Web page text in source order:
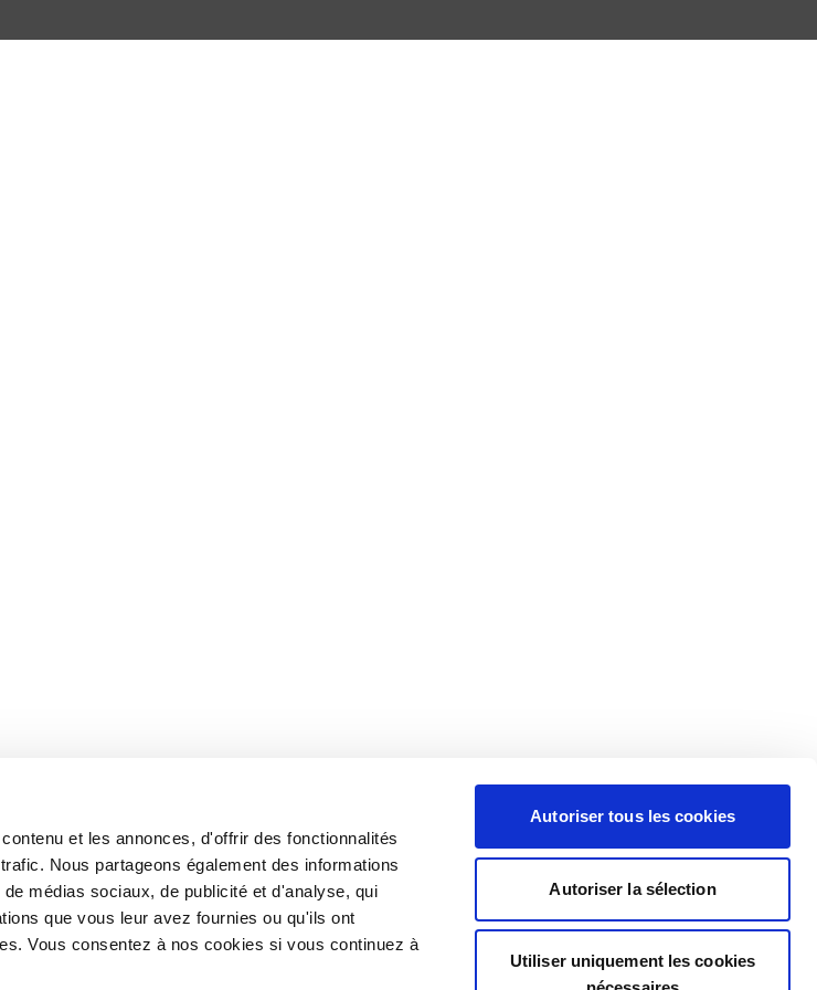
et les annonces, d'offrir des fonctionnalités
Nous partageons également des informations
médias sociaux, de publicité et d'analyse, qui
que vous leur avez fournies ou qu'ils ont
Vous consentez à nos cookies si vous continuez à
Autoriser tous les cookies
Autoriser la sélection
Utiliser uniquement les cookies